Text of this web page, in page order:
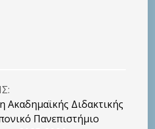
Ακαδημαϊκής Διδακτικής
Πανεπιστήμιο